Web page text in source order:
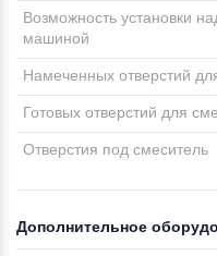
Возможность установки
машиной
Намеченных отверстий
Готовых отверстий для
Отверстия под смеситель
Дополнительное